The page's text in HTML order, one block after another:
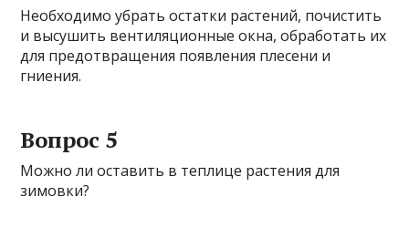
Необходимо убрать остатки растений, почистить
и высушить вентиляционные окна, обработать их
для предотвращения появления плесени и
гниения.
Вопрос 5
Можно ли оставить в теплице растения для
зимовки?